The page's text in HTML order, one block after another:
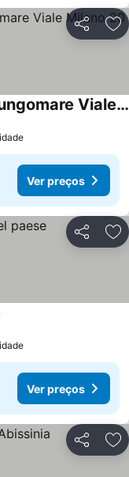
Partilhar
The Twins 2 Luxury Home - Lungomare Viale Milano 20
Ver preços
Partilhar
Ver preços
Partilhar